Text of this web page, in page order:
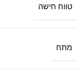
טווח חישה
מתח